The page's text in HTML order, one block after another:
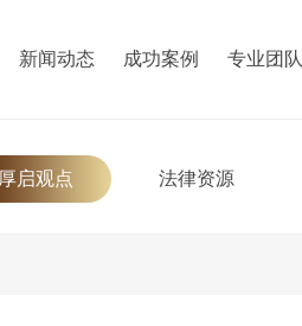
新闻动态 成功案例 专业团队
厚启观点 法律资源